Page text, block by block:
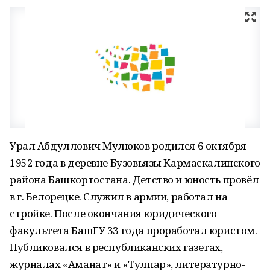
Урал Абдуллович Мулюков родился 6 октября
1952 года в деревне Бузовьязы Кармаскалинского
района Башкортостана. Детство и юность провёл
в г. Белорецке. Служил в армии, работал на
стройке. После окончания юридического
факультета БашГУ 33 года проработал юристом.
Публиковался в республиканских газетах,
журналах «Аманат» и «Тулпар», литературно-